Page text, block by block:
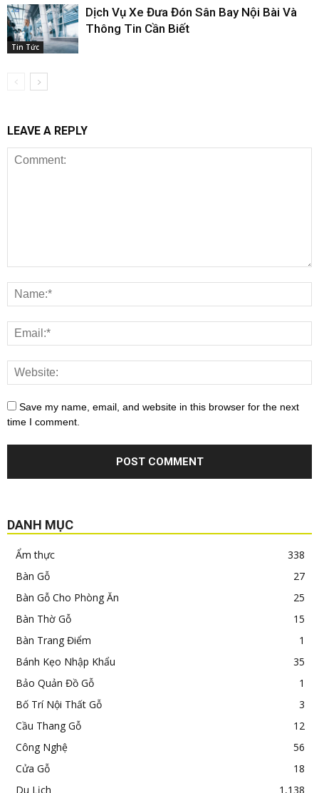
Tin Tức
Dịch Vụ Xe Đưa Đón Sân Bay Nội Bài Và
Thông Tin Cần Biết
LEAVE A REPLY
Save my name, email, and website in this browser for the next
time I comment.
DANH MỤC
Ẩm thực
338
Bàn Gỗ
27
Bàn Gỗ Cho Phòng Ăn
25
Bàn Thờ Gỗ
15
Bàn Trang Điểm
1
Bánh Kẹo Nhập Khẩu
35
Bảo Quản Đồ Gỗ
1
Bố Trí Nội Thất Gỗ
3
Cầu Thang Gỗ
12
Công Nghệ
56
Cửa Gỗ
18
Du Lịch
1,138